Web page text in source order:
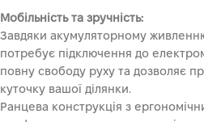
Мобільність та зручність:
Завдяки акумуляторному
потребує підключення до
повну свободу руху та дозволяє
куточку вашої ділянки.
Ранцева конструкція з